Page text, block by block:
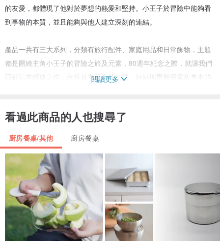
的友愛，都體現了他對於夢想的熱愛和堅持。小王子於冒險中能夠看
到事物的本質，並且能夠與他人建立深刻的連結。
產品一共有三大系列，分類有旅行配件、家庭用品和日常飾物，主題
都是圍繞主角小王子的冒險之旅及元素，80週年紀念之際，就讓我們
回顧這本經典之作，欣賞其中蘊含的智慧，好好地重新探索故事中的
*產品為人手量度有機會出現誤差, 尺寸只供參考最終以收到實物為
準。
**根據客戶所使用之設備，圖片顏色和實物可能會有些微偏差。圖片
只屬參考，並以出貨實物為準。
閱讀更多
看過此商品的人也搜尋了
廚房餐桌/其他 廚房餐桌